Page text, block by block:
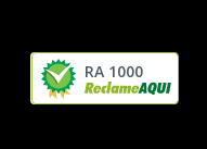
RA 1000